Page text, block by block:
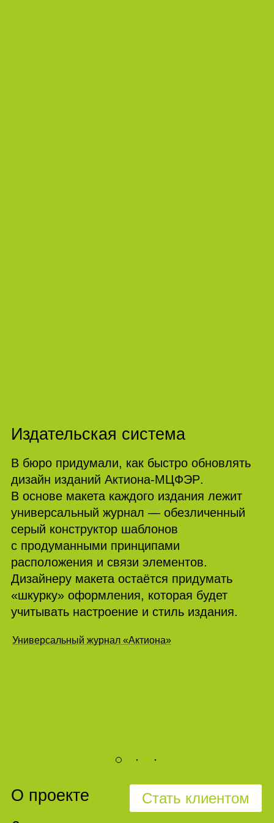
Стать клиентом
Издательская система
В бюро придумали, как быстро обновлять
дизайн изданий Актиона‑МЦФЭР.
В основе макета каждого издания лежит
универсальный журнал — обезличенный
серый конструктор шаблонов
с продуманными принципами
расположения и связи элементов.
Дизайнеру макета остаётся придумать
«шкурку» оформления, которая будет
учитывать настроение и стиль издания.
Универсальный журнал «Актиона»
О проекте